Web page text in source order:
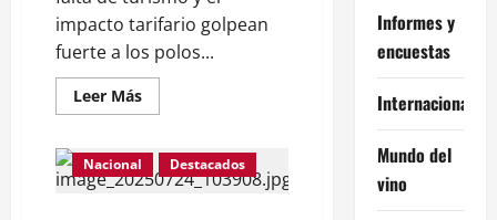
impacto tarifario golpean
fuerte a los polos...
Leer MásLeer
más
“Peor
que
en
Nacional Destacados
Informes y
encuestas
Internacional
Mundo del
vino